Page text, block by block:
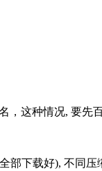
，这种情况, 要先
部下载好), 不同